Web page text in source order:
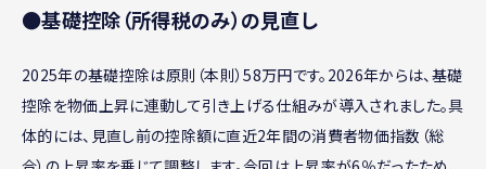
●基礎控除（所得税のみ）の見直し
2025年の基礎控除は原則（本則）58万円です。2026年からは、基礎
控除を物価上昇に連動して引き上げる仕組みが導入されました。具
体的には、見直し前の控除額に直近2年間の消費者物価指数（総